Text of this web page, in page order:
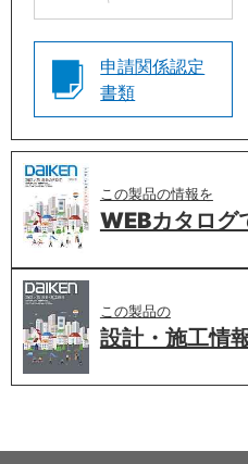
申請関係認定
書類
この製品の情報を
WEBカタログ
この製品の
設計・施工情